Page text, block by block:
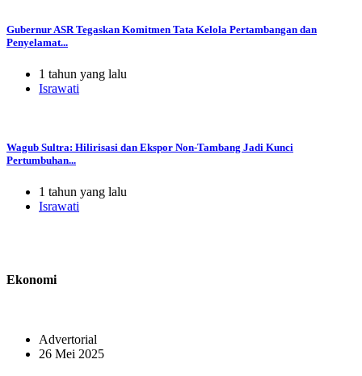
Gubernur ASR Tegaskan Komitmen Tata Kelola Pertambangan dan
Penyelamat...
1 tahun yang lalu
Israwati
Wagub Sultra: Hilirisasi dan Ekspor Non-Tambang Jadi Kunci
Pertumbuhan...
1 tahun yang lalu
Israwati
Ekonomi
Advertorial
26 Mei 2025